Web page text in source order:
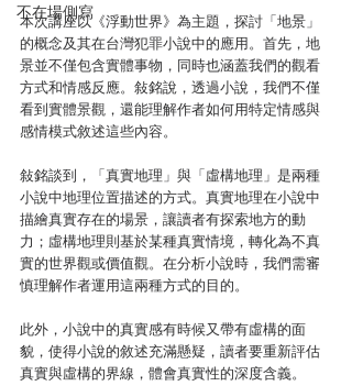
不在場側寫
本次講座以《浮動世界》為主題，探討「地景」
的概念及其在台灣犯罪小說中的應用。首先，地
景並不僅包含實體事物，同時也涵蓋我們的觀看
方式和情感反應。敍銘說，透過小說，我們不僅
看到實體景觀，還能理解作者如何用特定情感與
感情模式敘述這些內容。
敍銘談到，「真實地理」與「虛構地理」是兩種
小說中地理位置描述的方式。真實地理在小說中
描繪真實存在的場景，讓讀者有探索地方的動
力；虛構地理則基於某種真實情境，轉化為不真
實的世界觀或價值觀。在分析小說時，我們需審
慎理解作者運用這兩種方式的目的。
此外，小說中的真實感有時候又帶有虛構的面
貌，使得小說的敘述充滿懸疑，讀者要重新評估
真實與虛構的界線，體會真實性的深度含義。